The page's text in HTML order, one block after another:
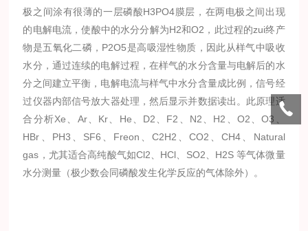
极之间涂有很薄的一层磷酸H3PO4膜层，在两电极之间出现
的电解电流，使酸中的水分分解为H2和O2，此过程的zui终产
物是五氧化二磷，P2O5是高吸湿性物质，因此从样气中吸收
水分，通过连续的电解过程，在样气的水分含量与电解后的水
分之间建立平衡，电解电流与样气中水分含量成比例，信号经
过仪器内部信号放大器处理，然后显示并数据读出。此原理适
合分析Xe、Ar、Kr、He、D2、F2、N2、H2、O2、O3、
HBr、PH3、SF6、Freon、C2H2、CO2、CH4、Natural
gas，尤其适合高纯酸气如Cl2、HCl、SO2、H2S 等气体微量
水分测量（极少数会同磷酸发生化学反应的气体除外）。